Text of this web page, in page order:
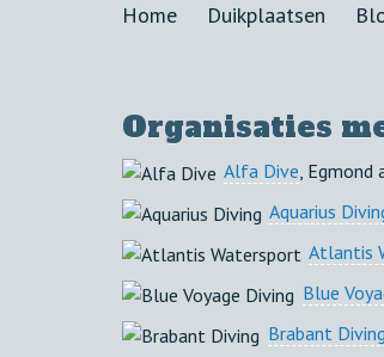
Home Duikplaatsen
Organisaties
Alfa Dive, Egmond
Aquarius
Atlantis
Blue
Brabant Diving